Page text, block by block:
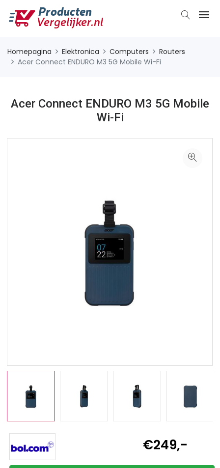
Homepagina Elektronica Computers
Routers
Acer Connect ENDURO M3 5G Mobile Wi-Fi
Acer Connect ENDURO M3 5G Mobile
Wi-Fi
€249,-